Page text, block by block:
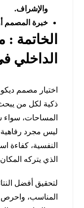
والإشراف.
خبرة المصمم
الخاتمة
الداخلي
اختيار مصمم
ذكية لكل من
المساحات، سواء
ليس مجرد
النفسية، كفاءة
الذي يتركه
لتحقيق أفضل
المناسب،